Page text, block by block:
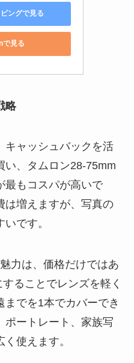
ングで見る
で見る
略
キャッシュバックを活
い、タムロン28-75mm
最もコスパが高いで
は増えますが、写真の
です。
力は、価格だけではあ
ることでレンズを軽く
までを1本でカバーでき
ポートレート、家族写
使えます。